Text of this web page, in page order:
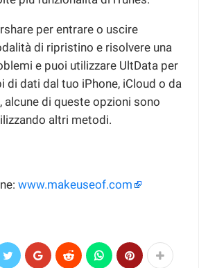
per entrare o uscire
di ripristino e risolvere una
e puoi utilizzare UltData per
di dati dal tuo iPhone, iCloud o da
alcune di queste opzioni sono
altri metodi.
www.makeuseof.com